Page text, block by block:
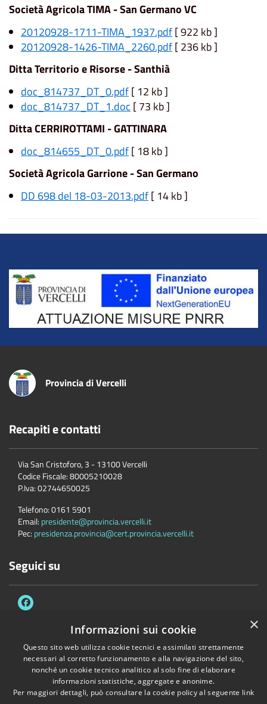
Società Agricola TIMA - San Germano VC
20120928-1711-TIMA_1937.pdf[ 922 kb ]
20120928-1426-TIMA_2260.pdf[ 236 kb ]
Ditta Territorio e Risorse - Santhià
doc_814737_DT_0.pdf[ 12 kb ]
doc_814737_DT_1.doc[ 73 kb ]
Ditta CERRIROTTAMI - GATTINARA
doc_814655_DT_0.pdf[ 18 kb ]
Società Agricola Garrione - San Germano
DD 698 del 18-03-2013.pdf[ 14 kb ]
Title
Provincia di Vercelli
Recapiti e contatti
Via San Cristoforo, 3 - 13100 Vercelli
Codice Fiscale:80005210028
P.Iva:02744650025
Telefono:0161 5901
Email: presidente@provincia.vercelli.it
Pec: presidenza.provincia@cert.provincia.vercelli.it
Seguici su
Accessibilità Privacy Cookie
Mappa del sito
Dichiarazione di accessibilità e meccanismo di feedback
Link Utili
Copyright © 2026 • Provincia di Vercelli • Powered byMunicipium•
×
Informazioni sui cookie
Questo sito web utilizza cookie tecnici e assimilati strettamente
necessari al corretto funzionamento e alla navigazione del sito,
nonché un cookie tecnico analitico al solo fine di elaborare
informazioni statistiche, aggregate e anonime.
Per maggiori dettagli, può consultare la cookie policy al seguente link